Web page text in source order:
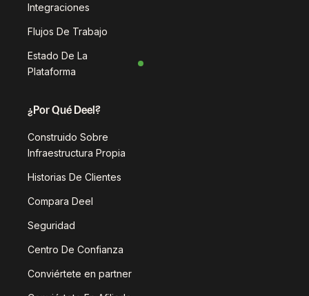
Integraciones
Flujos De Trabajo
Estado De La
Plataforma
¿Por Qué Deel?
Construido Sobre
Infraestructura Propia
Historias De Clientes
Compara Deel
Seguridad
Centro De Confianza
Conviértete en partner